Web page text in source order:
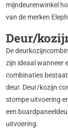
mijndeurenwinkel
van de merken
Deur/
De
zijn ideaal wanneer
combinaties
deur. Deur/kozijn
stompe uitvoering
een
uitvoering.